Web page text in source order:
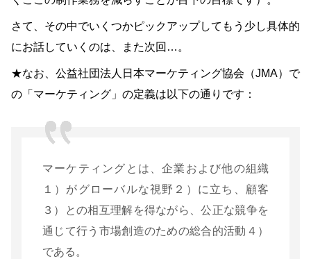
さて、その中でいくつかピックアップしてもう少し具体的
にお話していくのは、また次回…。
★なお、公益社団法人日本マーケティング協会（JMA）で
の「マーケティング」の定義は以下の通りです：
マーケティングとは、企業および他の組織
１）がグローバルな視野２）に立ち、顧客
３）との相互理解を得ながら、公正な競争を
通じて行う市場創造のための総合的活動４）
である。